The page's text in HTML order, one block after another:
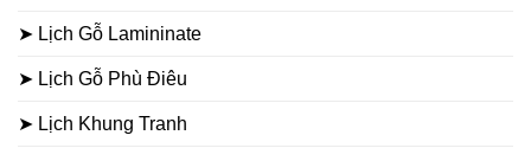
➤ Lịch Gỗ Lamininate
➤ Lịch Gỗ Phù Điêu
➤ Lịch Khung Tranh